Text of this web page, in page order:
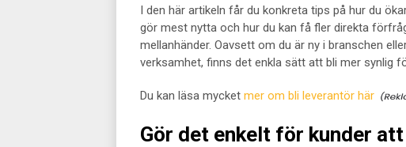
I den här artikeln får du konkreta tips på hur du
gör mest nytta och hur du kan få fler direkta
mellanhänder. Oavsett om du är ny i branschen
verksamhet, finns det enkla sätt att bli mer synlig
Du kan läsa mycket mer om bli leverantör här
Gör det enkelt för kunder